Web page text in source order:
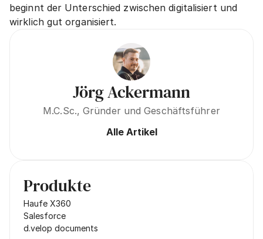
beginnt der Unterschied zwischen digitalisiert und
wirklich gut organisiert.
Jörg Ackermann
M.C.Sc., Gründer und Geschäftsführer
Alle Artikel
Produkte
Haufe X360
Salesforce
d.velop documents